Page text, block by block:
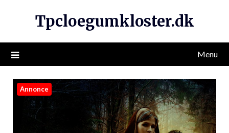
Tpcloegumkloster.dk
Menu
Annonce